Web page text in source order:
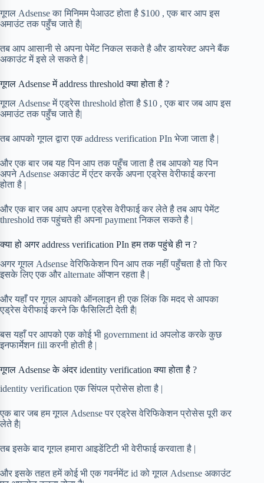
गूगल Adsense का मिनिमम पेआउट होता है $100 , एक बार आप इस
अमाउंट तक पहुँच जाते है|
तब आप आसानी से अपना पेमेंट निकल सकते है और डायरेक्ट अपने बैंक
अकाउंट में इसे ले सकते है |
गूगल Adsense में address threshold क्या होता है ?
गूगल Adsense में एड्रेस threshold होता है $10 , एक बार जब आप इस
अमाउंट तक पहुँच जाते है|
तब आपको गूगल द्वारा एक address verification PIn भेजा जाता है |
और एक बार जब यह पिन आप तक पहुँच जाता है तब आपको यह पिन
अपने Adsense अकाउंट में एंटर करके अपना एड्रेस वेरीफाई करना
होता है |
और एक बार जब आप अपना एड्रेस वेरीफाई कर लेते है तब आप पेमेंट
threshold तक पहुंचते ही अपना payment निकल सकते है |
क्या हो अगर address verification PIn हम तक पहुंचे ही न ?
अगर गूगल Adsense वेरिफिकेशन पिन आप तक नहीं पहुँचता है तो फिर
इसके लिए एक और alternate ऑप्शन रहता है |
और यहाँ पर गूगल आपको ऑनलाइन ही एक लिंक कि मदद से आपका
एड्रेस वेरीफाई करने कि फैसिलिटी देती है|
बस यहाँ पर आपको एक कोई भी government id अपलोड करके कुछ
इनफार्मेशन fill करनी होती है |
गूगल Adsense के अंदर identity verification क्या होता है ?
identity verification एक सिंपल प्रोसेस होता है |
एक बार जब हम गूगल Adsense पर एड्रेस वेरिफिकेशन प्रोसेस पूरी कर
लेते है|
तब इसके बाद गूगल हमारा आइडेंटिटी भी वेरीफाई करवाता है |
और इसके तहत हमें कोई भी एक गवर्नमेंट id को गूगल Adsense अकाउंट